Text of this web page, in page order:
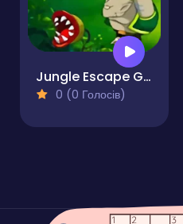
Jungle Escape Game
0 (0 Голосів)